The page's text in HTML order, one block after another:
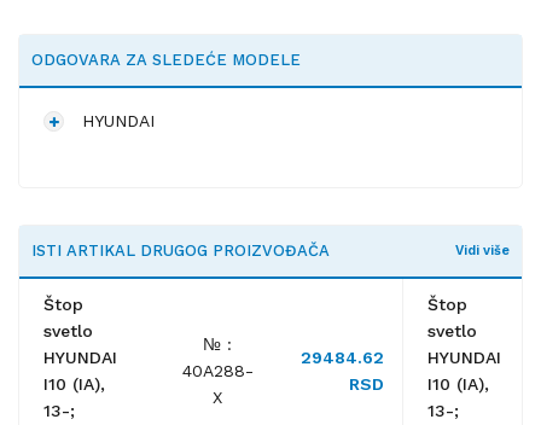
ODGOVARA ZA SLEDEĆE MODELE
HYUNDAI
ISTI ARTIKAL DRUGOG PROIZVOĐAČA Vidi više
Štop
svetlo
HYUNDAI
I10 (IA),
13-;
№ :
40A288-
X
29484.62
RSD
Štop
svetlo
HYUNDAI
I10 (IA),
13-;